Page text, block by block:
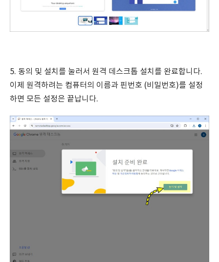
5. 동의 및 설치를 눌러서 원격 데스크톱 설치를 완료합니다.
이제 원격하려는 컴퓨터의 이름과 핀번호 (비밀번호)를 설정
하면 모든 설정은 끝납니다.